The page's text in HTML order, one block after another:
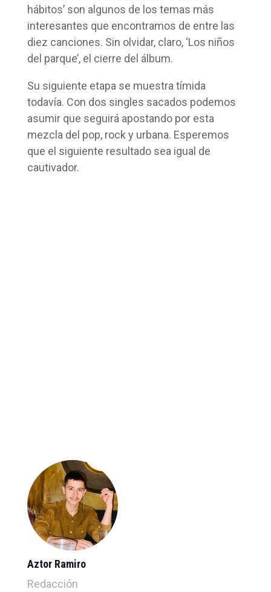
hábitos’ son algunos de los temas más
interesantes que encontramos de entre las
diez canciones. Sin olvidar, claro, ‘Los niños
del parque’, el cierre del álbum.
Su siguiente etapa se muestra tímida
todavía. Con dos singles sacados podemos
asumir que seguirá apostando por esta
mezcla del pop, rock y urbana. Esperemos
que el siguiente resultado sea igual de
cautivador.
Aztor Ramiro
Redacción